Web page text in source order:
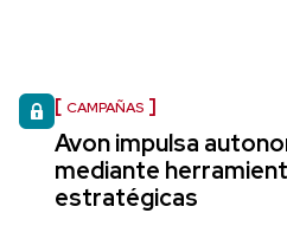
CAMPAÑAS
Avon impulsa
mediante
estratégicas